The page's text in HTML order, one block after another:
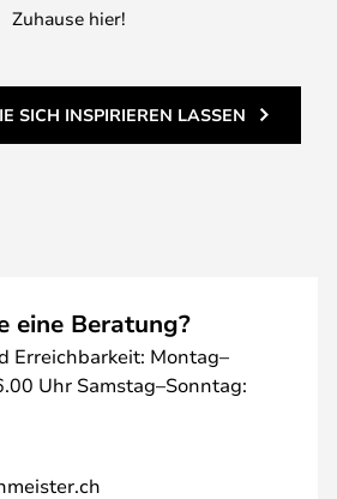
Zuhause hier!
SICH INSPIRIEREN LASSEN
eine Beratung?
Erreichbarkeit: Montag–
Uhr Samstag–Sonntag: